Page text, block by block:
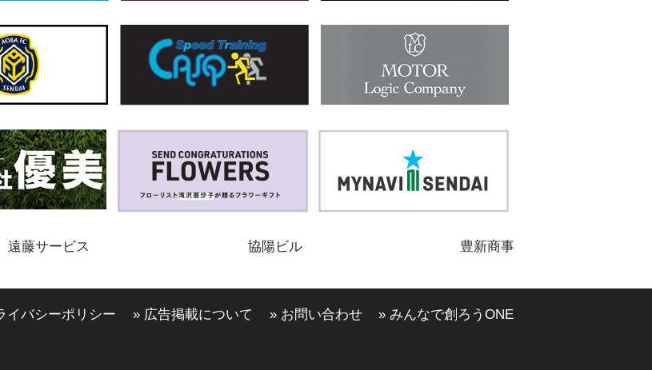
遠藤サービス 協陽ビル 豊新商事
イバシーポリシー » 広告掲載について » お問い合わせ
» みんなで創ろうONE